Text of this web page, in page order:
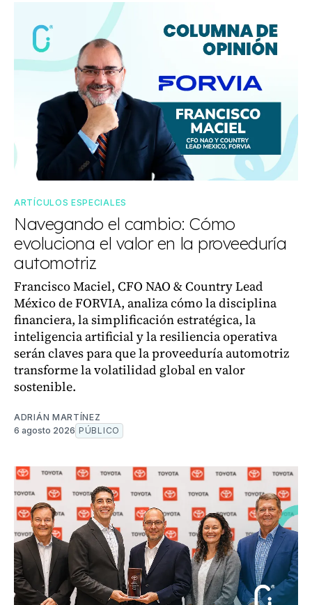
ARTÍCULOS ESPECIALES
Navegando el cambio: Cómo
evoluciona el valor en la proveeduría
automotriz
Francisco Maciel, CFO NAO & Country Lead
México de FORVIA, analiza cómo la disciplina
financiera, la simplificación estratégica, la
inteligencia artificial y la resiliencia operativa
serán claves para que la proveeduría automotriz
transforme la volatilidad global en valor
sostenible.
ADRIÁN MARTÍNEZ
6 agosto 2026 PÚBLICO